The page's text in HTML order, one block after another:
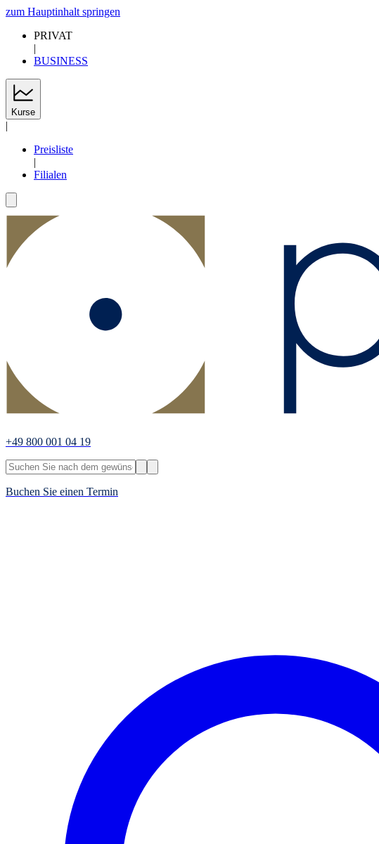
zum Hauptinhalt springen
PRIVAT
|
BUSINESS
Kurse
|
Preisliste
|
Filialen
+49 800 001 04 19
Buchen Sie einen Termin